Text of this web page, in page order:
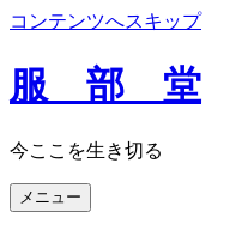
コンテンツへスキップ
服 部 堂
今ここを生き切る
メニュー